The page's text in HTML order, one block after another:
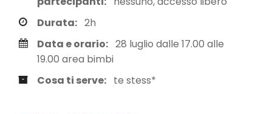
Durata: 2h
Data e orario: 28 luglio dalle 17.00 alle
19.00 area bimbi
Cosa ti serve: te stess*